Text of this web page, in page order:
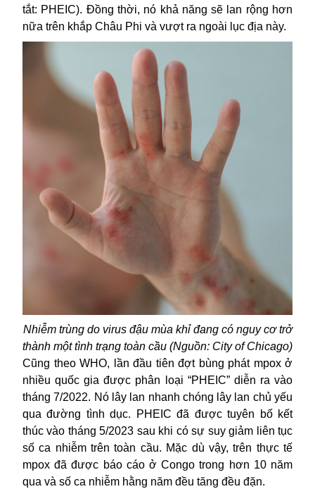
tắt: PHEIC). Đồng thời, nó khả năng sẽ lan rộng hơn
nữa trên khắp Châu Phi và vượt ra ngoài lục địa này.
Nhiễm trùng do virus đậu mùa khỉ đang có nguy cơ trở
thành một tình trạng toàn cầu (Nguồn: City of Chicago)
Cũng theo WHO, lần đầu tiên đợt bùng phát mpox ở
nhiều quốc gia được phân loại “PHEIC” diễn ra vào
tháng 7/2022. Nó lây lan nhanh chóng lây lan chủ yếu
qua đường tình dục. PHEIC đã được tuyên bố kết
thúc vào tháng 5/2023 sau khi có sự suy giảm liên tục
số ca nhiễm trên toàn cầu. Mặc dù vậy, trên thực tế
mpox đã được báo cáo ở Congo trong hơn 10 năm
qua và số ca nhiễm hằng năm đều tăng đều đặn.